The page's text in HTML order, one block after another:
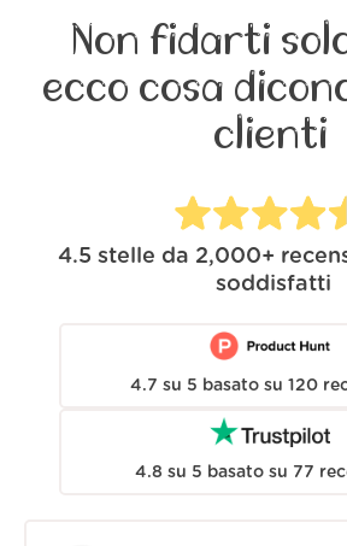
Non fidarti
ecco cosa
clienti
4.5 stelle da 2,000+
soddisfatti
4.7 su 5 basato su 120
4.8 su 5 basato su 77